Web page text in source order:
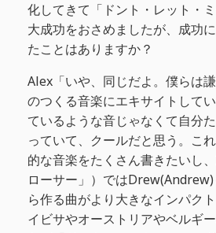
化してきて「ドント・レット・
大成功をおさめましたが、成功
たことはありますか？
Alex「いや、同じだよ。僕らは
のつくる音楽にエキサイトして
ているような音じゃなくて自分
っていて、クールだと思う。こ
的な音楽をたくさん書きたいし
ローサー」）では
ら作る曲がより大きなインパク
イビサやオーストリアやベルギ